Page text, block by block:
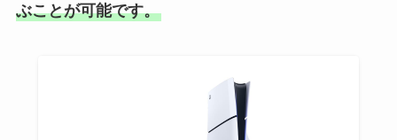
ぶことが可能です。